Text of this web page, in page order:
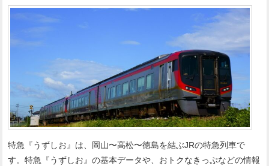
特急『うずしお』は、岡山〜高松〜徳島を結ぶJRの特急列車で
す。特急『うずしお』の基本データや、おトクなきっぷなどの情報